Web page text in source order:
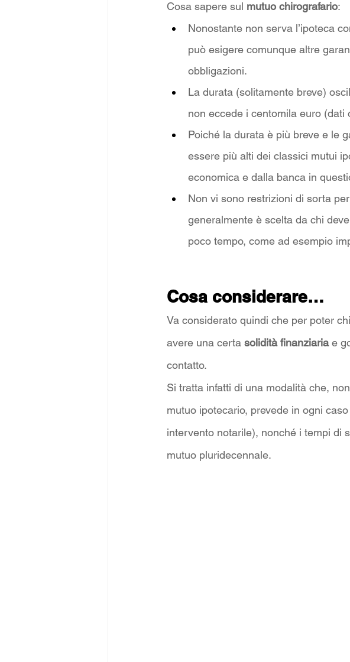
Cosa sapere sul mutuo chirografario:
Nonostante non serva l’ipoteca
può esigere comunque altre
obbligazioni.
La durata (solitamente breve)
non eccede i centomila euro (dati
Poiché la durata è più breve e le
essere più alti dei classici mutui
economica e dalla banca in
Non vi sono restrizioni di sorta
generalmente è scelta da chi
poco tempo, come ad esempio
Cosa considerare…
Va considerato quindi che per poter
avere una certa solidità finanziaria e
contatto.
Si tratta infatti di una modalità che,
mutuo ipotecario, prevede in ogni
intervento notarile), nonché i tempi di
mutuo pluridecennale.